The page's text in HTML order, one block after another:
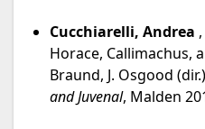
Cucchiarelli, Andrea
Horace, Callimachus,
Braund, J. Osgood
and Juvenal, Malden